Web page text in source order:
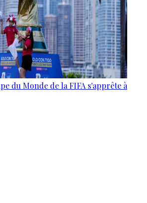
du Monde de la FIFA s'apprête à